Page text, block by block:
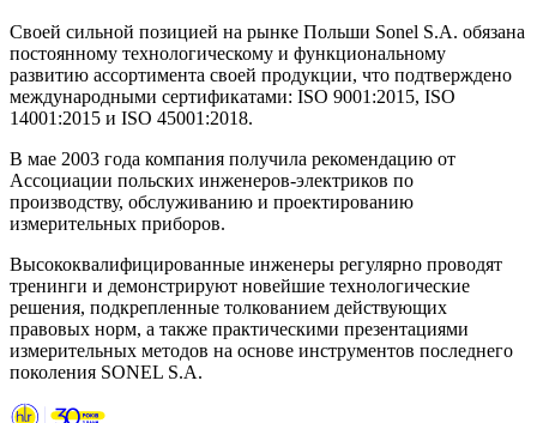
Своей сильной позицией на рынке Польши Sonel S.A. обязана
постоянному технологическому и функциональному
развитию ассортимента своей продукции, что подтверждено
международными сертификатами: ISO 9001:2015, ISO
14001:2015 и ISO 45001:2018.
В мае 2003 года компания получила рекомендацию от
Ассоциации польских инженеров-электриков по
производству, обслуживанию и проектированию
измерительных приборов.
Высококвалифицированные инженеры регулярно проводят
тренинги и демонстрируют новейшие технологические
решения, подкрепленные толкованием действующих
правовых норм, а также практическими презентациями
измерительных методов на основе инструментов последнего
поколения SONEL S.A.